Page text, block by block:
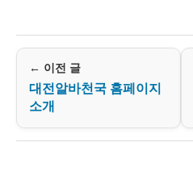
← 이전 글
대전알바천국 홈페이지
소개